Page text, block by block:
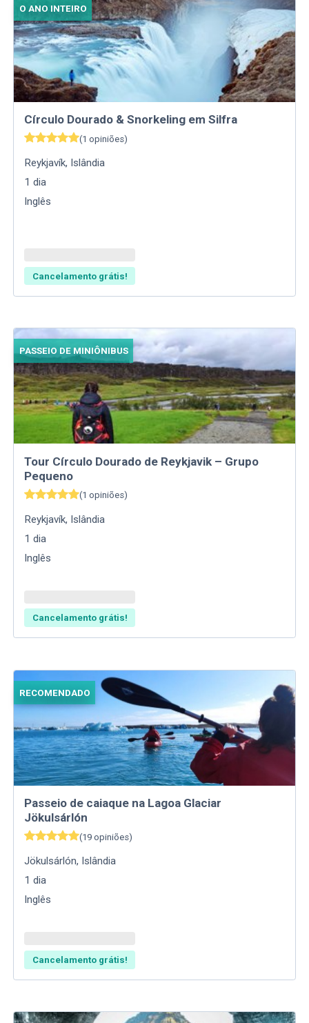
O ANO INTEIRO
Círculo Dourado & Snorkeling em Silfra
(1 opiniões)
Reykjavík, Islândia
1 dia
Inglês
Cancelamento grátis!
PASSEIO DE MINIÔNIBUS
Tour Círculo Dourado de Reykjavik – Grupo
Pequeno
(1 opiniões)
Reykjavík, Islândia
1 dia
Inglês
Cancelamento grátis!
RECOMENDADO
Passeio de caiaque na Lagoa Glaciar
Jökulsárlón
(19 opiniões)
Jökulsárlón, Islândia
1 dia
Inglês
Cancelamento grátis!